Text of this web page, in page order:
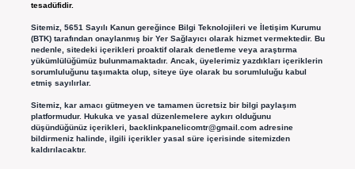
tesadüfidir.
Sitemiz, 5651 Sayılı Kanun gereğince Bilgi Teknolojileri ve İletişim Kurumu
(BTK) tarafından onaylanmış bir Yer Sağlayıcı olarak hizmet vermektedir. Bu
nedenle, sitedeki içerikleri proaktif olarak denetleme veya araştırma
yükümlülüğümüz bulunmamaktadır. Ancak, üyelerimiz yazdıkları içeriklerin
sorumluluğunu taşımakta olup, siteye üye olarak bu sorumluluğu kabul
etmiş sayılırlar.
Sitemiz, kar amacı gütmeyen ve tamamen ücretsiz bir bilgi paylaşım
platformudur. Hukuka ve yasal düzenlemelere aykırı olduğunu
düşündüğünüz içerikleri, backlinkpanelicomtr@gmail.comadresine
bildirmeniz halinde, ilgili içerikler yasal süre içerisinde sitemizden
kaldırılacaktır.